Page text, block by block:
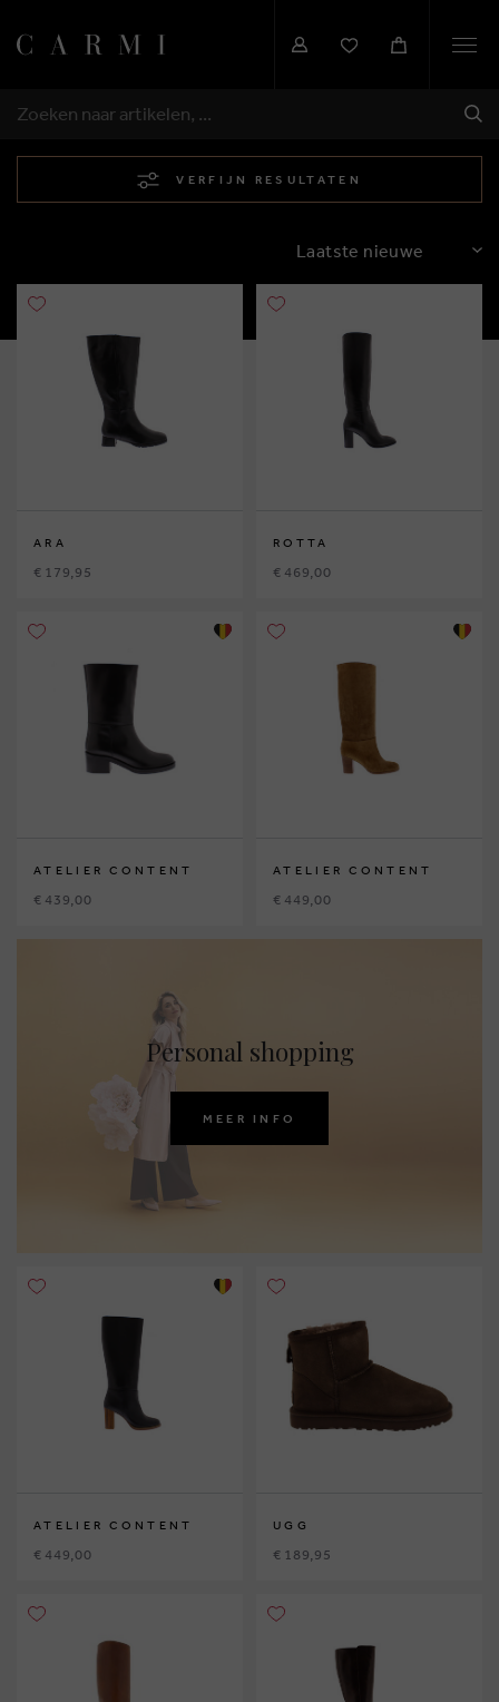
ZOEKEN
VERFIJN RESULTATEN
SORTEREN
ARA
€ 179,95
ROTTA
€ 469,00
ATELIER CONTENT
€ 439,00
ATELIER CONTENT
€ 449,00
Personal shopping
MEER INFO
ATELIER CONTENT
€ 449,00
UGG
€ 189,95